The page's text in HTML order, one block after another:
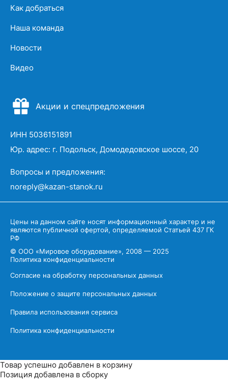
Как добраться
Наша команда
Новости
Видео
ИНН 5036151891
Юр. адрес: г. Подольск, Домодедовское шоссе, 20
Вопросы и предложения:
noreply@kazan-stanok.ru
Акции и спецпредложения
Цены на данном сайте носят информационный характер и не
являются публичной офертой, определяемой Статьей 437 ГК
РФ
© ООО «Мировое оборудование», 2008 — 2025
Политика конфиденциальности
Согласие на обработку персональных данных
Положение о защите персональных данных
Правила использования сервиса
Политика конфиденциальности
Товар успешно добавлен в корзину
Позиция добавлена в сборку